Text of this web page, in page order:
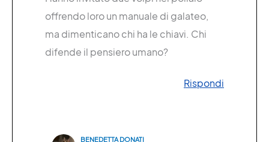
offrendo loro un manuale di galateo,
ma dimenticano chi ha le chiavi. Chi
difende il pensiero umano?
Rispondi
BENEDETTA DONATI